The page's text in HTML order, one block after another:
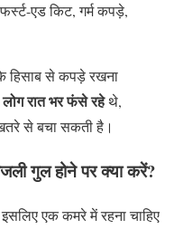
फर्स्ट-एड किट, गर्म कपड़े,
से कपड़े रखना
रात भर फंसे रहेथे,
से बचा सकती है।
गुल होने पर क्या करें?
एक कमरे में रहना चाहिए